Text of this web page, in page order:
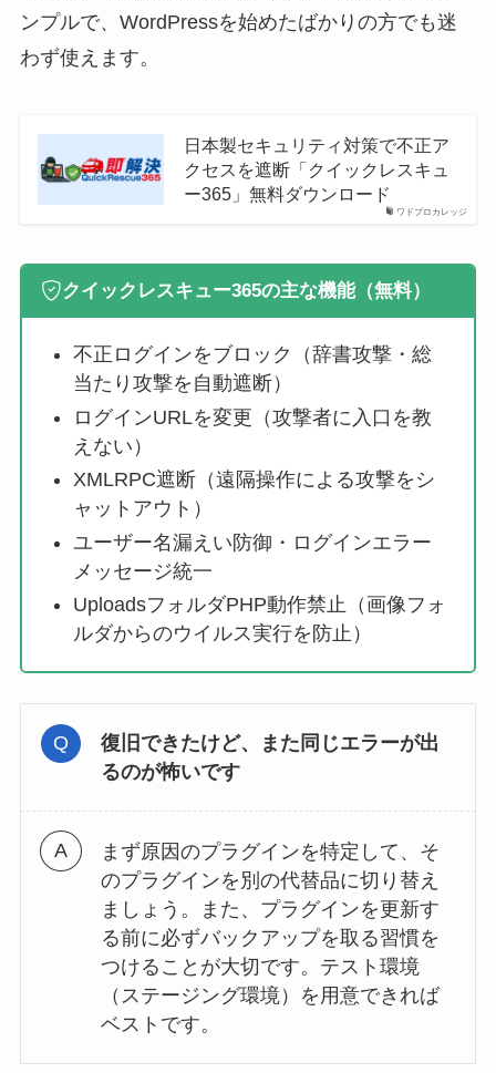
ンプルで、WordPressを始めたばかりの方でも迷
わず使えます。
ワドプロカレッジ
日本製セキュリティ対策で不正ア
クセスを遮断「クイックレスキュ
ー365」無料ダウンロード
クイックレスキュー365の主な機能（無料）
不正ログインをブロック（辞書攻撃・総
当たり攻撃を自動遮断）
ログインURLを変更（攻撃者に入口を教
えない）
XMLRPC遮断（遠隔操作による攻撃をシ
ャットアウト）
ユーザー名漏えい防御・ログインエラー
メッセージ統一
UploadsフォルダPHP動作禁止（画像フォ
ルダからのウイルス実行を防止）
復旧できたけど、また同じエラーが出
るのが怖いです
まず原因のプラグインを特定して、そ
のプラグインを別の代替品に切り替え
ましょう。また、プラグインを更新す
る前に必ずバックアップを取る習慣を
つけることが大切です。テスト環境
（ステージング環境）を用意できれば
ベストです。